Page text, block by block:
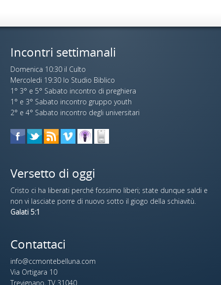
Incontri settimanali
Domenica 10:30 il Culto
Mercoledi 19:30 lo Studio Biblico
1° 3° e 5° Sabato incontro di preghiera
1° e 3° Sabato incontro gruppo youth
2° e 4° Sabato incontro degli universitari
Versetto di oggi
Cristo ci ha liberati perché fossimo liberi; state dunque saldi e
non vi lasciate porre di nuovo sotto il giogo della schiavitù.
Galati 5:1
Contattaci
info@ccmontebelluna.com
Via Ortigara 10
Trevignano, TV 31040